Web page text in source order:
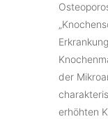
der
erhöhten